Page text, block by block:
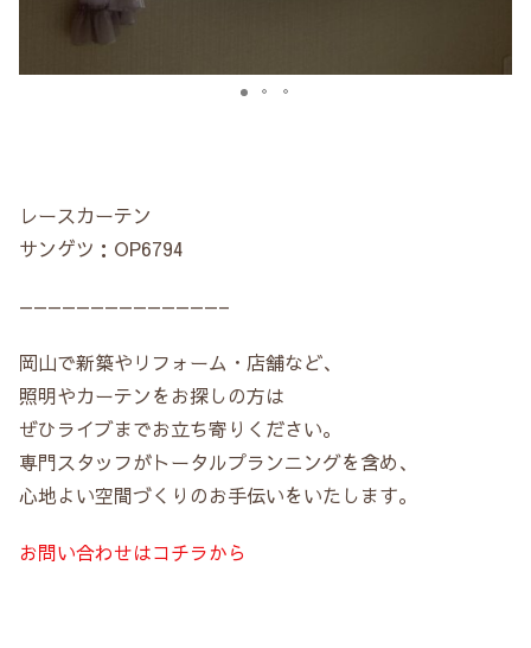
レースカーテン
サンゲツ：OP6794
——————————————–
岡山で新築やリフォーム・店舗など、
照明やカーテンをお探しの方は
ぜひライブまでお立ち寄りください。
専門スタッフがトータルプランニングを含め、
心地よい空間づくりのお手伝いをいたします。
お問い合わせはコチラから